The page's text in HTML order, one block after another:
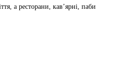
а ресторани, кав’ярні, паби